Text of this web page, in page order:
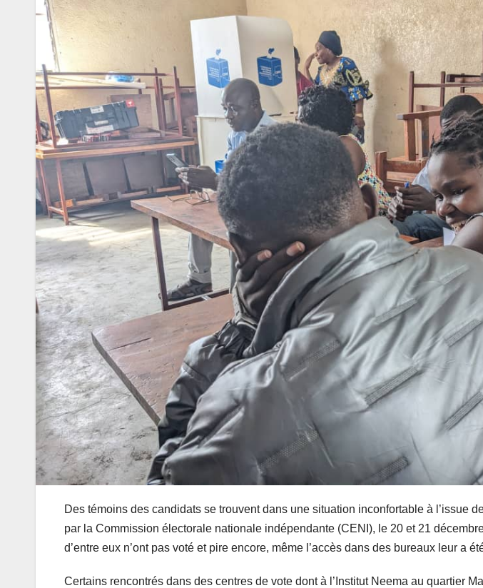
Des témoins des candidats se trouvent dans une situation inconfortable à l’issue
par la Commission électorale nationale indépendante (CENI), le 20 et 21
d’entre eux n’ont pas voté et pire encore, même l’accès dans des bureaux leur a
Certains rencontrés dans des centres de vote dont à l’Institut Neema au quartier